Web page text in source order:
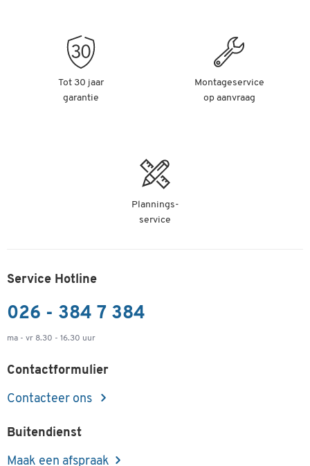
Tot 30 jaar
garantie
Montageservice
op aanvraag
Plannings-
service
Service Hotline
026 - 384 7 384
ma - vr 8.30 - 16.30 uur
Contactformulier
Contacteer ons
Buitendienst
Maak een afspraak